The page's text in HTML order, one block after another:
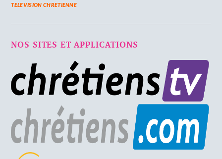
TELEVISION CHRETIENNE
NOS SITES ET APPLICATIONS